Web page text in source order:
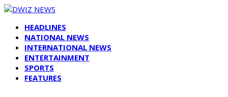
HEADLINES
NATIONAL NEWS
INTERNATIONAL NEWS
ENTERTAINMENT
SPORTS
FEATURES